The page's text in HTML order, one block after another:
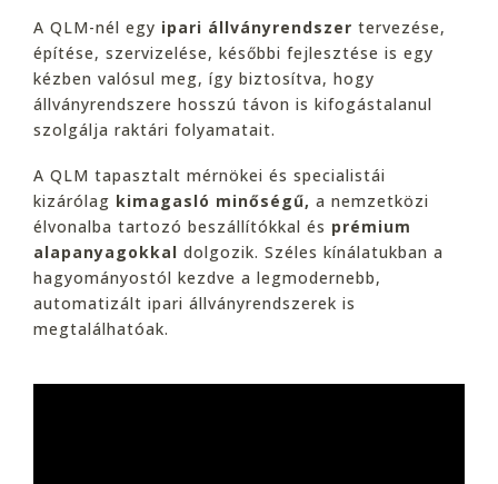
A QLM-nél egy ipari állványrendszer tervezése,
építése, szervizelése, későbbi fejlesztése is egy
kézben valósul meg, így biztosítva, hogy
állványrendszere hosszú távon is kifogástalanul
szolgálja raktári folyamatait.
A QLM tapasztalt mérnökei és specialistái
kizárólag kimagasló minőségű, a nemzetközi
élvonalba tartozó beszállítókkal és prémium
alapanyagokkal dolgozik. Széles kínálatukban a
hagyományostól kezdve a legmodernebb,
automatizált ipari állványrendszerek is
megtalálhatóak.